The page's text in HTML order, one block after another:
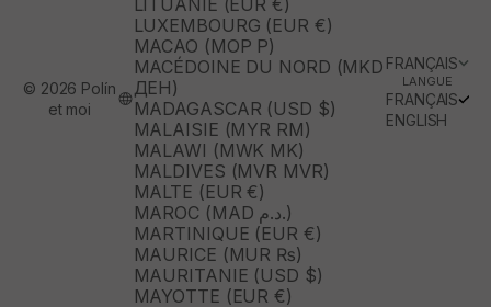
LITUANIE (EUR €)
LUXEMBOURG (EUR €)
MACAO (MOP P)
MACÉDOINE DU NORD (MKD
ДЕН)
MADAGASCAR (USD $)
MALAISIE (MYR RM)
MALAWI (MWK MK)
MALDIVES (MVR MVR)
MALTE (EUR €)
MAROC (MAD د.م.)
MARTINIQUE (EUR €)
MAURICE (MUR ₨)
MAURITANIE (USD $)
MAYOTTE (EUR €)
FRANÇAIS
LANGUE
FRANÇAIS
ENGLISH
© 2026 Polín
et moi